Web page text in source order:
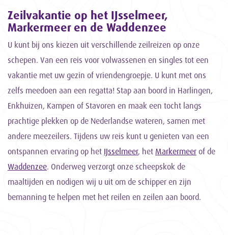
Zeilvakantie op het IJsselmeer,
Markermeer en de Waddenzee
U kunt bij ons kiezen uit verschillende zeilreizen op onze
schepen. Van een reis voor volwassenen en singles tot een
vakantie met uw gezin of vriendengroepje. U kunt met ons
zelfs meedoen aan een regatta! Stap aan boord in Harlingen,
Enkhuizen, Kampen of Stavoren en maak een tocht langs
prachtige plekken op de Nederlandse wateren, samen met
andere meezeilers. Tijdens uw reis kunt u genieten van een
ontspannen ervaring op het IJsselmeer, het Markermeer of de
Waddenzee. Onderweg verzorgt onze scheepskok de
maaltijden en nodigen wij u uit om de schipper en zijn
bemanning te helpen met het reilen en zeilen aan boord.